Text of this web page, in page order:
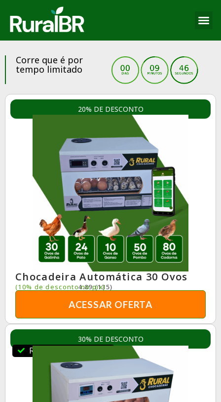
Corre que é por
tempo limitado
20% DE DESCONTO
Chocadeira Automática 30 Ovos
4.89 (135)
(10% de desconto no pix)
ACESSAR OFERTA
30% DE DESCONTO
RuralBR Indica